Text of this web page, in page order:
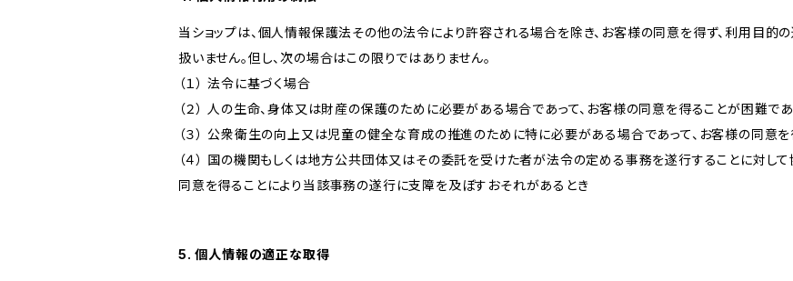
当ショップは、個人情報保護法その他の法令により許容される場合を除き、お客様の同意を得ず、利用目
扱いません。但し、次の場合はこの限りではありません。
（１） 法令に基づく場合
（２） 人の生命、身体又は財産の保護のために必要がある場合であって、お客様の同意を得ることが困難で
（３） 公衆衛生の向上又は児童の健全な育成の推進のために特に必要がある場合であって、お客様の同意
（４） 国の機関もしくは地方公共団体又はその委託を受けた者が法令の定める事務を遂行することに対し
同意を得ることにより当該事務の遂行に支障を及ぼすおそれがあるとき
5. 個人情報の適正な取得